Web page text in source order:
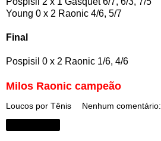
Young 0 x 2 Raonic 4/6, 5/7
Final
Pospisil 0 x 2 Raonic 1/6, 4/6
Milos Raonic campeão
Loucos por Tênis Nenhum comentário: